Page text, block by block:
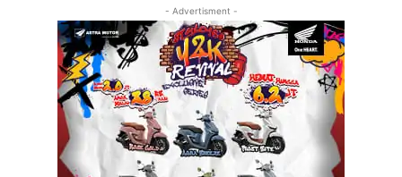
- Advertisment -